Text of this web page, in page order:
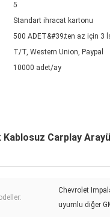
5
Standart ihracat kartonu
500 ADET&#39;ten az için 3
T/T, Western Union, Paypal
10000 adet/ay
Carplay
Chevrolet
uyumlu diğer